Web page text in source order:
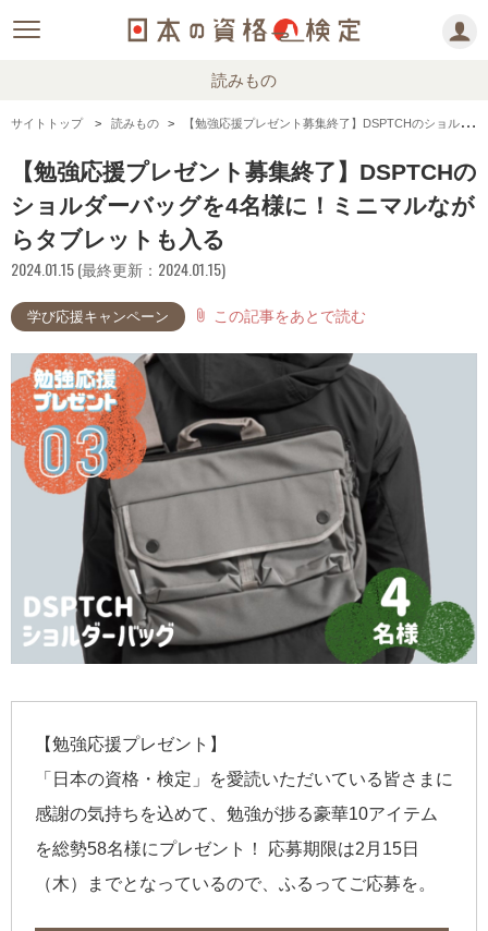
読みもの
サイトトップ 読みもの 【勉強応援プレゼント募集終了】DSPTCHのショルダーバッグを4名様に！ミニマルながらタブレットも入る
【勉強応援プレゼント募集終了】DSPTCHの
ショルダーバッグを4名様に！ミニマルなが
らタブレットも入る
2024.01.15 (最終更新：2024.01.15)
学び応援キャンペーン attach_file この記事をあとで読む
【勉強応援プレゼント】
「日本の資格・検定」を愛読いただいている皆さまに
感謝の気持ちを込めて、勉強が捗る豪華10アイテム
を総勢58名様にプレゼント！ 応募期限は2月15日
（木）までとなっているので、ふるってご応募を。